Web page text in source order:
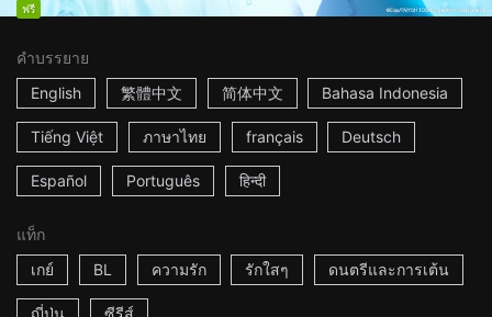
ฟรี
คำบรรยาย
English
繁體中文 简体中文 Bahasa Indonesia
Tiếng Việt ภาษาไทย français Deutsch
Español Português हिन्दी
แท็ก
เกย์
BL ความรัก รักใสๆ ดนตรีและการเต้น
ญี่ปุ่น ซีรีส์